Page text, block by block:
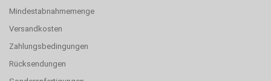
Mindestabnahmemenge
Versandkosten
Zahlungsbedingungen
Rücksendungen